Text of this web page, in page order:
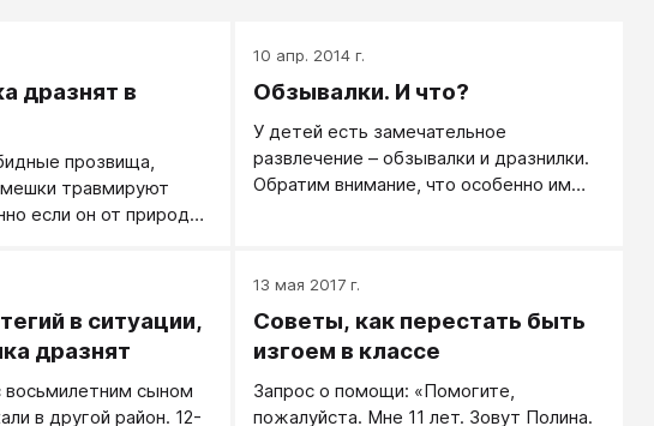
дразнят в
прозвища,
травмируют
если он от природы
10 апр. 2014 г.
Обзывалки. И что?
У детей есть замечательное
развлечение – обзывалки и дразнилки.
Обратим внимание, что особенно им
человека неинтересно, и пропадает
всяческое желание это делать.
Столкнулась с такой ситуацией. Я и мой
моей сестре. Дома были: сестра и ее
в ситуации,
дразнят
сыном
в другой район. 12-
13 мая 2017 г.
Советы, как перестать быть
изгоем в классе
Запрос о помощи: «Помогите,
пожалуйста. Мне 11 лет. Зовут Полина.